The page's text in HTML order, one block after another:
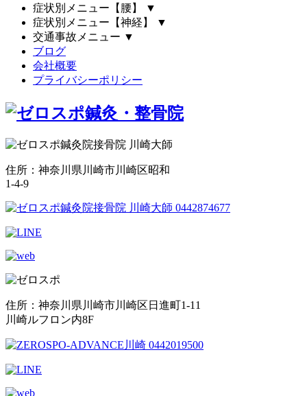
症状別メニュー【腰】
▼
症状別メニュー【神経】
▼
交通事故メニュー ▼
ブログ
会社概要
プライバシーポリシー
住所：神奈川県川崎市川崎区昭和
1-4-9
住所：神奈川県川崎市川崎区日進町1-11
川崎ルフロン内8F